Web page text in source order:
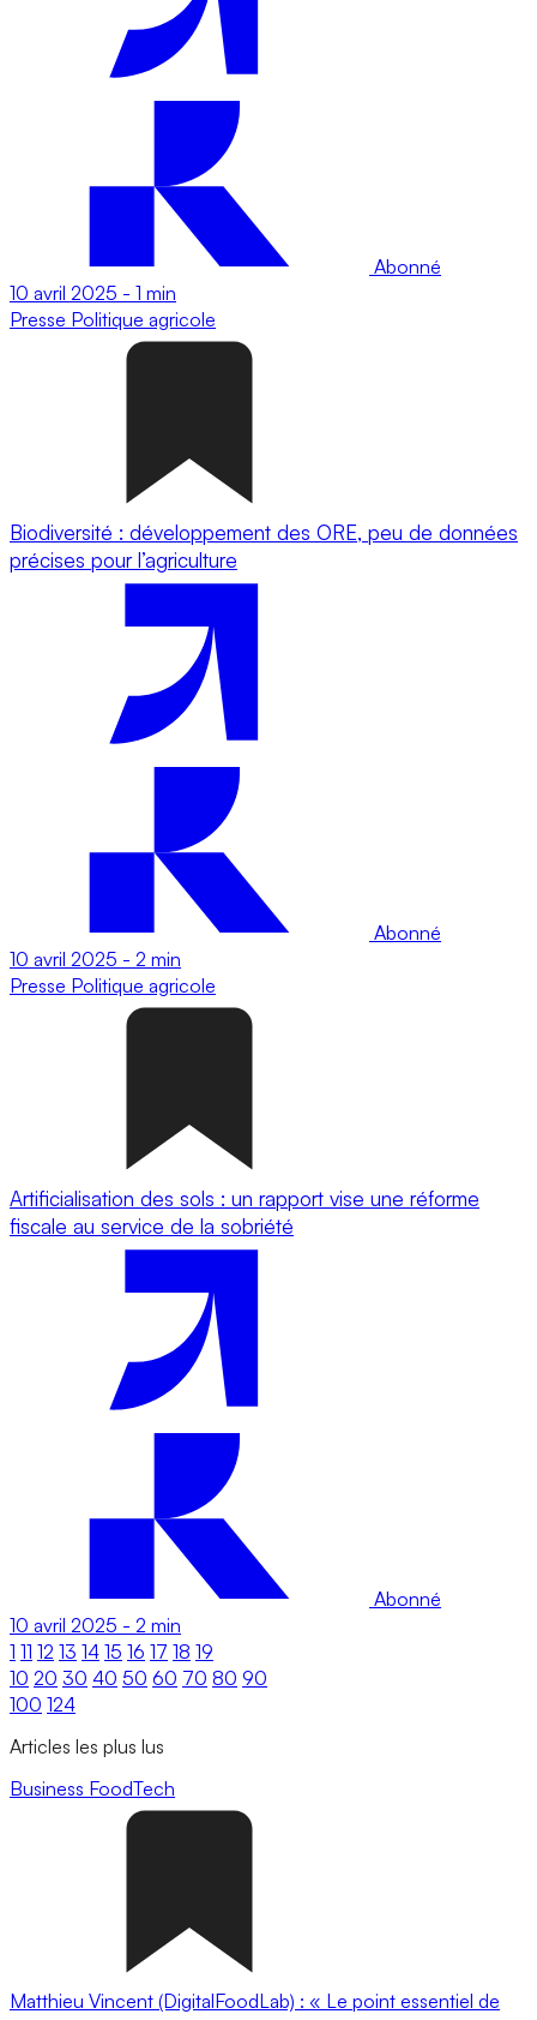
Abonné
10 avril 2025 - 1 min
Presse Politique agricole
Biodiversité : développement des ORE, peu de données
précises pour l’agriculture
Abonné
10 avril 2025 - 2 min
Presse Politique agricole
Artificialisation des sols : un rapport vise une réforme
fiscale au service de la sobriété
Abonné
10 avril 2025 - 2 min
1 11 12 13 14 15 16 17 18 19
10 20 30 40 50 60 70 80 90
100 124
Articles les plus lus
Business FoodTech
Matthieu Vincent (DigitalFoodLab) : « Le point essentiel de